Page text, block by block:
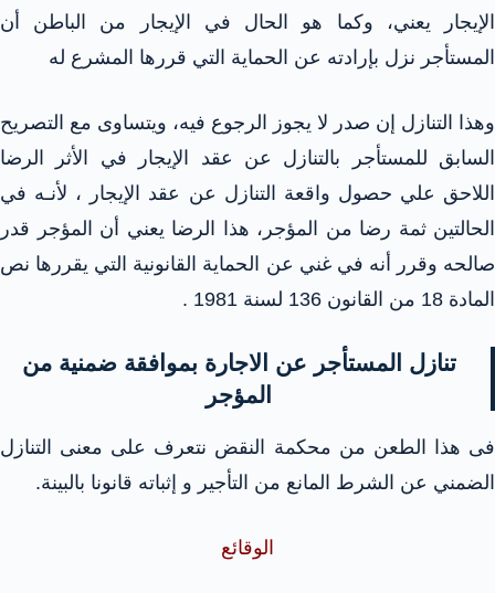
الإيجار يعني، وكما هو الحال في الإيجار من الباطن أن
المستأجر نزل بإرادته عن الحماية التي قررها المشرع له
وهذا التنازل إن صدر لا يجوز الرجوع فيه، ويتساوى مع التصريح
السابق للمستأجر بالتنازل عن عقد الإيجار في الأثر الرضا
اللاحق علي حصول واقعة التنازل عن عقد الإيجار ، لأنـه في
الحالتين ثمة رضا من المؤجر، هذا الرضا يعني أن المؤجر قدر
صالحه وقرر أنه في غني عن الحماية القانونية التي يقررها نص
المادة 18 من القانون 136 لسنة 1981 .
تنازل المستأجر عن الاجارة بموافقة ضمنية من
المؤجر
فى هذا الطعن من محكمة النقض نتعرف على معنى التنازل
الضمني عن الشرط المانع من التأجير و إثباته قانونا بالبينة.
الوقائع